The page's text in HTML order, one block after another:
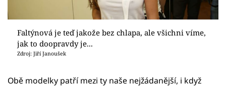
Faltýnová je teď jakože bez chlapa, ale všichni víme,
jak to doopravdy je...
Zdroj: Jiří Janoušek
Obě modelky patří mezi ty naše nejžádanější, i když